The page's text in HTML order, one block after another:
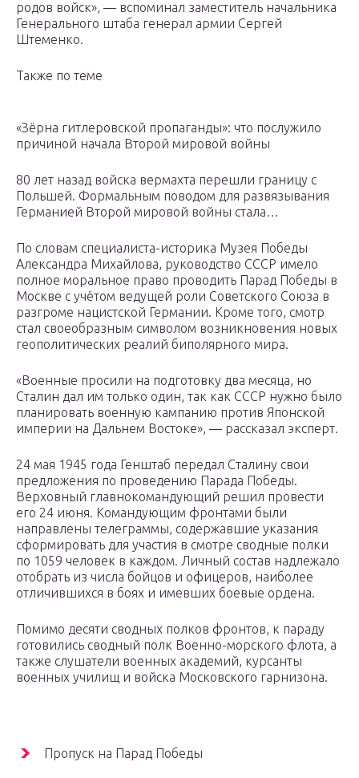
родов войск», — вспоминал заместитель начальника
Генерального штаба генерал армии Сергей
Штеменко.
Также по теме
«Зёрна гитлеровской пропаганды»: что послужило
причиной начала Второй мировой войны
80 лет назад войска вермахта перешли границу с
Польшей. Формальным поводом для развязывания
Германией Второй мировой войны стала…
По словам специалиста-историка Музея Победы
Александра Михайлова, руководство СССР имело
полное моральное право проводить Парад Победы в
Москве с учётом ведущей роли Советского Союза в
разгроме нацистской Германии. Кроме того, смотр
стал своеобразным символом возникновения новых
геополитических реалий биполярного мира.
«Военные просили на подготовку два месяца, но
Сталин дал им только один, так как СССР нужно было
планировать военную кампанию против Японской
империи на Дальнем Востоке», — рассказал эксперт.
24 мая 1945 года Генштаб передал Сталину свои
предложения по проведению Парада Победы.
Верховный главнокомандующий решил провести
его 24 июня. Командующим фронтами были
направлены телеграммы, содержавшие указания
сформировать для участия в смотре сводные полки
по 1059 человек в каждом. Личный состав надлежало
отобрать из числа бойцов и офицеров, наиболее
отличившихся в боях и имевших боевые ордена.
Помимо десяти сводных полков фронтов, к параду
готовились сводный полк Военно-морского флота, а
также слушатели военных академий, курсанты
военных училищ и войска Московского гарнизона.
Пропуск на Парад Победы